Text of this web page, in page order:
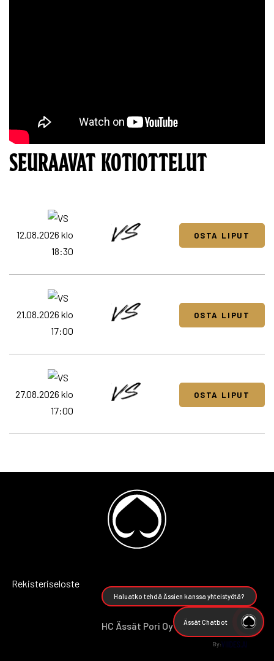
SEURAAVAT KOTIOTTELUT
12.08.2026 klo
18:30
OSTA LIPUT
21.08.2026 klo
17:00
OSTA LIPUT
27.08.2026 klo
17:00
OSTA LIPUT
Rekisteriseloste
HC Ässät Pori Oy
Haluatko tehdä Ässien kanssa yhteistyötä?
Ässät Chatbot
By: